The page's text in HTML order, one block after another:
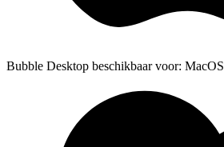
Bubble Desktop beschikbaar voor: MacOS